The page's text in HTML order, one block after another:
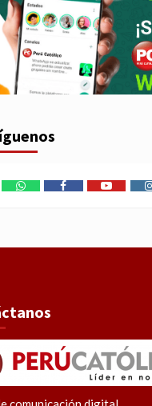
WhatsAppFacebookYoutube